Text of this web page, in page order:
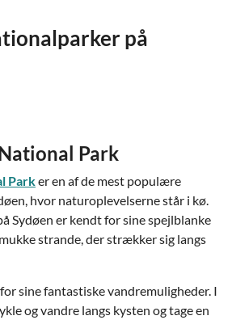
på
Park
Parker en af de mest populære
hvor naturoplevelserne står i kø.
Sydøen er kendt for sine spejlblanke
strande, der strækker sig langs
sine fantastiske vandremuligheder. I
og vandre langs kysten og tage en